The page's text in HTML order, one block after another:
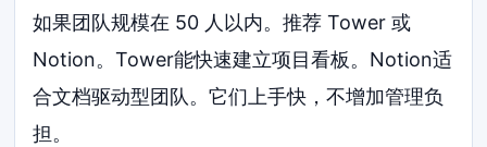
如果团队规模在 50 人以内。推荐 Tower 或
Notion。Tower能快速建立项目看板。Notion适
合文档驱动型团队。它们上手快，不增加管理负
担。